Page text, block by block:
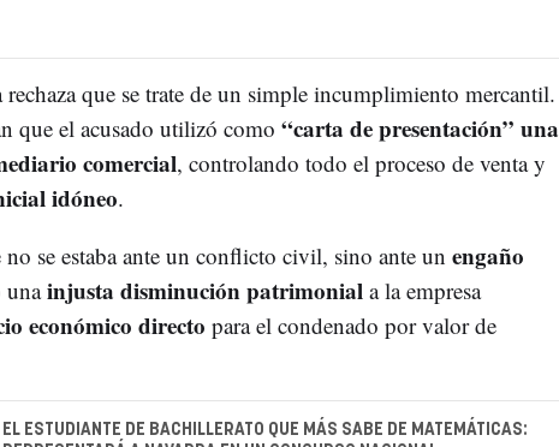
que se trate de un simple incumplimiento mercantil.
que el acusado utilizó como “carta de presentación” una
comercial, controlando todo el proceso de venta y
idóneo.
se estaba ante un conflicto civil, sino ante un engaño
unainjusta disminución patrimoniala la empresa
económico directo para el condenado por valor de
EL ESTUDIANTE DE BACHILLERATO QUE MÁS SABE DE MATEMÁTICAS: